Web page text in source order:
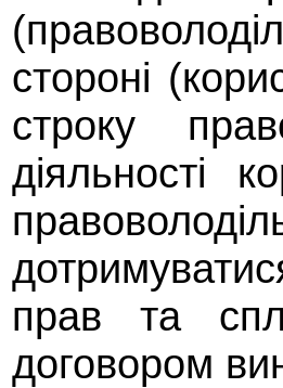
стороні
строку
діяльності
прав та
договором